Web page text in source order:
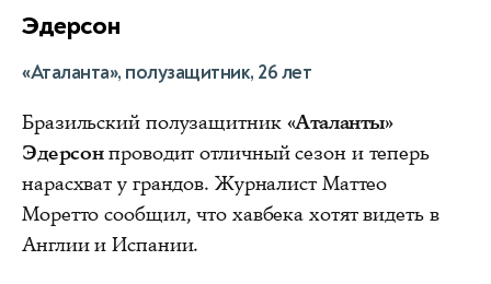
Эдерсон
«Аталанта», полузащитник, 26 лет
Бразильский полузащитник «Аталанты»
Эдерсонпроводит отличный сезон и теперь
нарасхват у грандов. Журналист Маттео
Моретто сообщил, что хавбека хотят видеть в
Англии и Испании.